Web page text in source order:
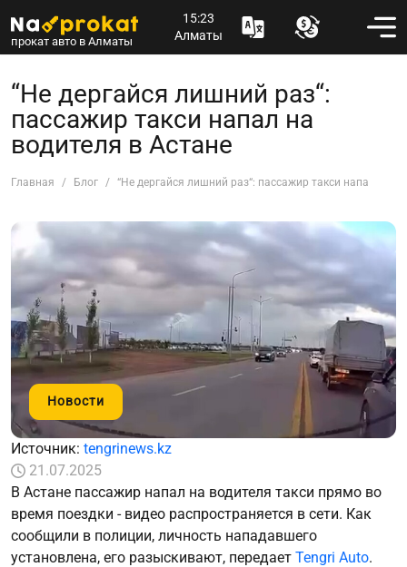
прокат авто в Алматы
15:23
Алматы
“Не дергайся лишний раз“:
пассажир такси напал на
водителя в Астане
Главная Блог “Не дергайся лишний раз“: пассажир такси напал на
Новости
Источник: tengrinews.kz
21.07.2025
В Астане пассажир напал на водителя такси прямо во
время поездки - видео распространяется в сети. Как
сообщили в полиции, личность нападавшего
установлена, его разыскивают, передает Tengri Auto.